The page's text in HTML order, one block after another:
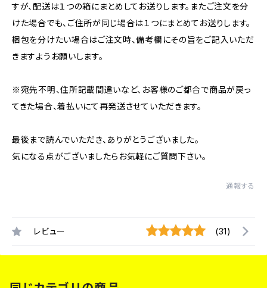
すが、配送は１つの箱にまとめしてお送りします。またご注文を分
けた場合でも、ご住所が同じ場合は１つにまとめてお送りします。
梱包を分けたい場合はご注文時、備考欄にその旨をご記入いただ
きますようお願いします。
※宛先不明、住所記載間違いなど、お客様のご都合で商品が戻っ
てきた場合、着払いにて再発送させていただきます。
最後まで読んでいただき、ありがとうございました。
気になる点がございましたらお気軽にご質問下さい。
通報する
レビュー (31)